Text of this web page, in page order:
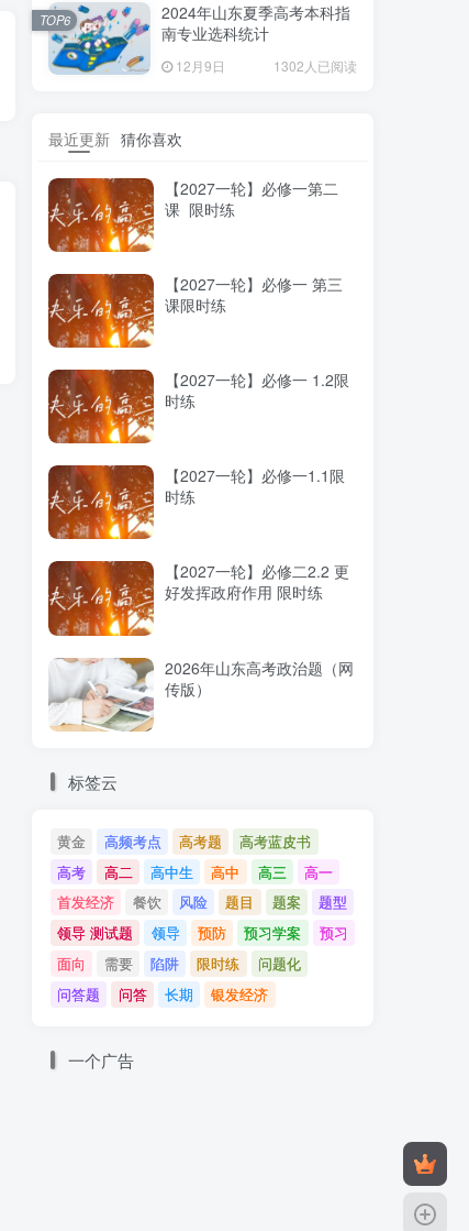
幼学琼林
2024年山东夏季高考本科指
南专业选科统计
12月9日 1302人已阅读
TOP6
最近更新 猜你喜欢
【2027一轮】必修一第二
课 限时练
【2027一轮】必修一 第三
课限时练
【2027一轮】必修一 1.2限
时练
【2027一轮】必修一1.1限
时练
【2027一轮】必修二2.2 更
好发挥政府作用 限时练
2026年山东高考政治题（网
传版）
标签云
黄金 高频考点 高考题
高考蓝皮书
高考
高二 高中生 高中 高三
高一
首发经济
餐饮 风险 题目 题案
题型
领导 测试题
领导 预防 预习学案
预习
面向
需要 陷阱 限时练
问题化
问答题
问答 长期 银发经济
一个广告